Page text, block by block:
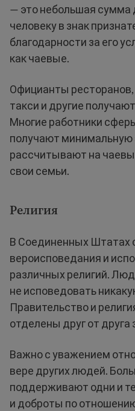
— это небольшая сумма
человеку в знак
благодарности за его
как чаевые.
Официанты
такси и другие
Многие работники
получают минимальную
рассчитывают на
свои семьи.
Религия
В Соединенных Штатах
вероисповедания и
различных религий.
не исповедовать
Правительство и
отделены друг от друга
Важно с уважением
вере других людей.
поддерживают одни и
и доброты по отношению